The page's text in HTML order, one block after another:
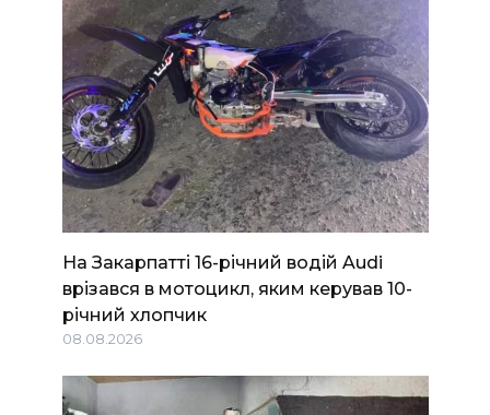
На Закарпатті 16-річний водій Audi
врізався в мотоцикл, яким керував 10-
річний хлопчик
08.08.2026